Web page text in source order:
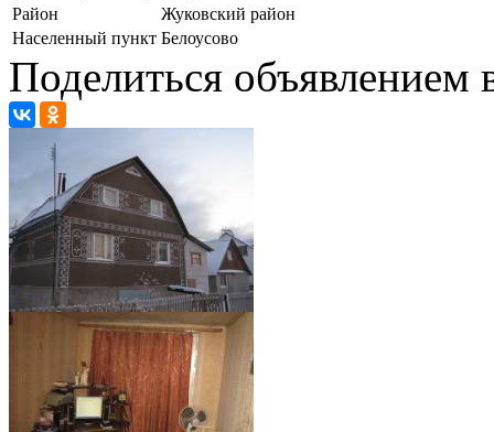
Район
Жуковский район
Населенный пункт Белоусово
Поделиться объявлением